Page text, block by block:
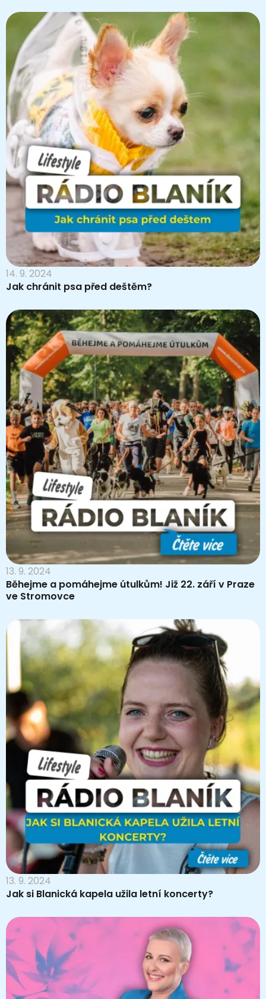
14. 9. 2024
Jak chránit psa před deštěm?
13. 9. 2024
Běhejme a pomáhejme útulkům! Již 22. září v Praze
ve Stromovce
13. 9. 2024
Jak si Blanická kapela užila letní koncerty?